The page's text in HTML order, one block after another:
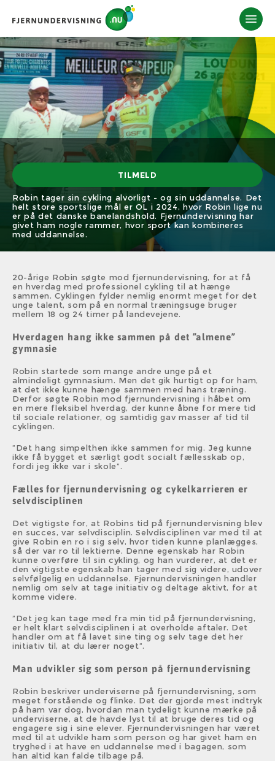
TILMELD
Robin tager sin cykling alvorligt - og sin uddannelse. Det
helt store sportslige mål er OL i 2024, hvor Robin lige nu
er på det danske banelandshold. Fjernundervisning har
givet ham nogle rammer, hvor sport kan kombineres
med uddannelse.
20-årige Robin søgte mod fjernundervisning, for at få
en hverdag med professionel cykling til at hænge
sammen. Cyklingen fylder nemlig enormt meget for det
unge talent, som på en normal træningsuge bruger
mellem 18 og 24 timer på landevejene.
Hverdagen hang ikke sammen på det ”almene”
gymnasie
Robin startede som mange andre unge på et
almindeligt gymnasium. Men det gik hurtigt op for ham,
at det ikke kunne hænge sammen med hans træning.
Derfor søgte Robin mod fjernundervisning i håbet om
en mere fleksibel hverdag, der kunne åbne for mere tid
til sociale relationer, og samtidig gav masser af tid til
cyklingen.
”Det hang simpelthen ikke sammen for mig. Jeg kunne
ikke få bygget et særligt godt socialt fællesskab op,
fordi jeg ikke var i skole”.
Fælles for fjernundervisning og cykelkarrieren er
selvdisciplinen
Det vigtigste for, at Robins tid på fjernundervisning blev
en succes, var selvdisciplin. Selvdisciplinen var med til at
give Robin en ro i sig selv, hvor tiden kunne planlægges,
så der var ro til lektierne. Denne egenskab har Robin
kunne overføre til sin cykling, og han vurderer, at det er
den vigtigste egenskab han tager med sig videre, udover
selvfølgelig en uddannelse. Fjernundervisningen handler
nemlig om selv at tage initiativ og deltage aktivt, for at
komme videre.
”Det jeg kan tage med fra min tid på fjernundervisning,
er helt klart selvdisciplinen i at overholde aftaler. Det
handler om at få lavet sine ting og selv tage det her
initiativ til, at du lærer noget”.
Man udvikler sig som person på fjernundervisning
Robin beskriver underviserne på fjernundervisning, som
meget forstående og flinke. Det der gjorde mest indtryk
på ham var dog, hvordan man tydeligt kunne mærke på
underviserne, at de havde lyst til at bruge deres tid og
engagere sig i sine elever. Fjernundervisningen har været
med til at udvikle ham som person og har givet ham en
tryghed i at have en uddannelse med i bagagen, som
han altid kan falde tilbage på.